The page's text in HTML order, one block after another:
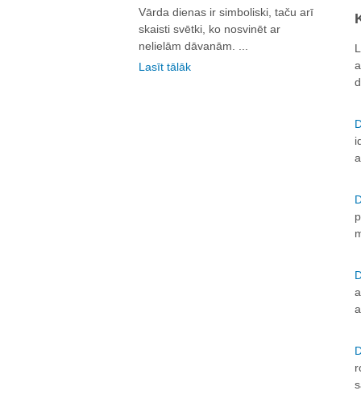
Vārda dienas ir simboliski, taču arī
skaisti svētki, ko nosvinēt ar
nelielām dāvanām. ...
Lasīt tālāk